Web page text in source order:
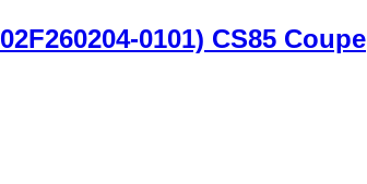
0101) CS85 Coupe